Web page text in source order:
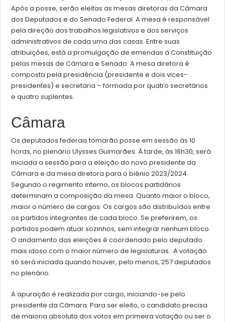
Após a posse, serão eleitas as mesas diretoras da Câmara
dos Deputados e do Senado Federal. A mesa é responsável
pela direção dos trabalhos legislativos e dos serviços
administrativos de cada uma das casas. Entre suas
atribuições, está a promulgação de emendas à Constituição
pelas mesas de Câmara e Senado. A mesa diretora é
composta pela presidência (presidente e dois vices-
presidentes) e secretaria – formada por quatro secretários
e quatro suplentes.
Câmara
Os deputados federais tomarão posse em sessão às 10
horas, no plenário Ulysses Guimarães. À tarde, às 16h30, será
iniciada a sessão para a eleição do novo presidente da
Câmara e da mesa diretora para o biênio 2023/2024.
Segundo o regimento interno, os blocos partidários
determinam a composição da mesa. Quanto maior o bloco,
maior o número de cargos. Os cargos são distribuídos entre
os partidos integrantes de cada bloco. Se preferirem, os
partidos podem atuar sozinhos, sem integrar nenhum bloco.
O andamento das eleições é coordenado pelo deputado
mais idoso com o maior número de legislaturas. A votação
só será iniciada quando houver, pelo menos, 257 deputados
no plenário.
A apuração é realizada por cargo, iniciando-se pelo
presidente da Câmara. Para ser eleito, o candidato precisa
de maioria absoluta dos votos em primeira votação ou ser o